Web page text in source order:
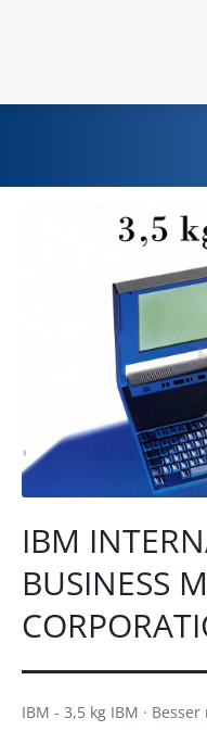
IBM
BUSINESS
IBM - 3,5 kg IBM ·